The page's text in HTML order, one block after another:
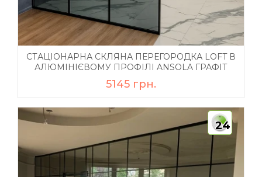
СТАЦІОНАРНА СКЛЯНА ПЕРЕГОРОДКА LOFT В
АЛЮМІНІЄВОМУ ПРОФІЛІ ANSOLA ГРАФІТ
5145 грн.
24